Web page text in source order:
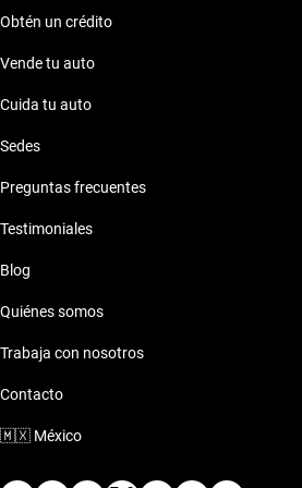
Obtén un crédito
Vende tu auto
Cuida tu auto
Sedes
Preguntas frecuentes
Testimoniales
Blog
Quiénes somos
Trabaja con nosotros
Contacto
🇲🇽 México